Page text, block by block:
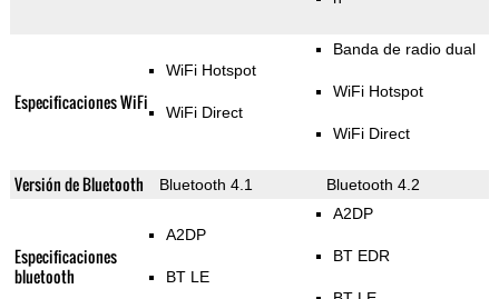
Especificaciones WiFi
WiFi Hotspot
WiFi Direct
Banda de radio dual
WiFi Hotspot
WiFi Direct
Versión de Bluetooth Bluetooth 4.1 Bluetooth 4.2
Especificaciones
bluetooth
A2DP
BT LE
A2DP
BT EDR